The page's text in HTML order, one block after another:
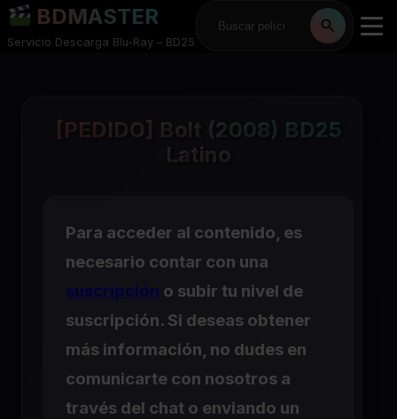
BDMASTER
Servicio Descarga Blu-Ray – BD25
[PEDIDO] Bolt (2008) BD25
Latino
Para acceder al contenido, es
necesario contar con una
suscripción o subir tu nivel de
suscripción. Si deseas obtener
más información, no dudes en
comunicarte con nosotros a
través del chat o enviando un